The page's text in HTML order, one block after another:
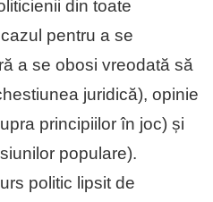
din toate
pentru a se
a se obosi vreodată să
juridică), opinie
principiilor în joc) și
populare).
politic lipsit de